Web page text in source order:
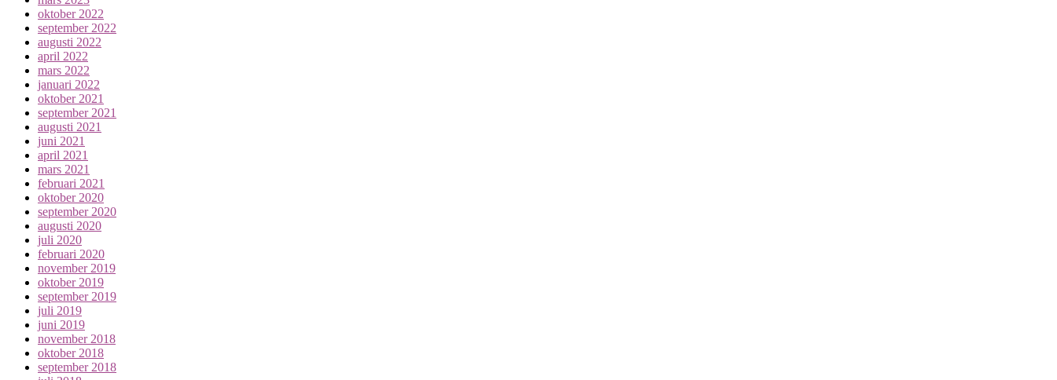
oktober 2022
september 2022
augusti 2022
april 2022
mars 2022
januari 2022
oktober 2021
september 2021
augusti 2021
juni 2021
april 2021
mars 2021
februari 2021
oktober 2020
september 2020
augusti 2020
juli 2020
februari 2020
november 2019
oktober 2019
september 2019
juli 2019
juni 2019
november 2018
oktober 2018
september 2018